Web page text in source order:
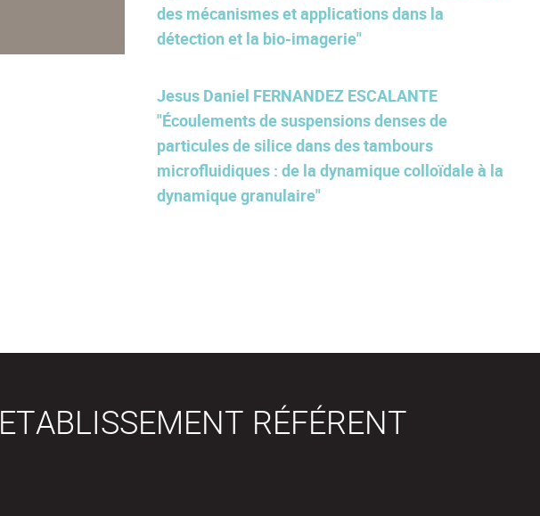
des mécanismes et applications dans la
détection et la bio-imagerie"
Jesus Daniel FERNANDEZ ESCALANTE
"Écoulements de suspensions denses de
particules de silice dans des tambours
microfluidiques : de la dynamique colloïdale à la
dynamique granulaire"
ETABLISSEMENT RÉFÉRENT